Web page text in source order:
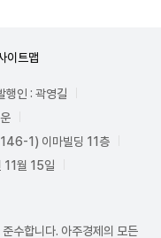
이트맵
행인 : 곽영길
146-1) 이마빌딩 11층
11월 15일
수합니다. 아주경제의 모든